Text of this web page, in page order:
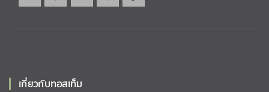
เกี่ยวกับทอสเท็ม